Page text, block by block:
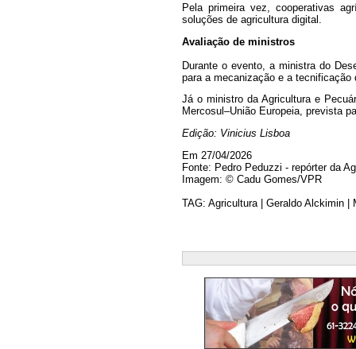
Pela primeira vez, cooperativas
soluções de agricultura digital.
Avaliação de ministros
Durante o evento, a ministra do
para a mecanização e a
Já o ministro da Agricultura e
Mercosul–União Europeia, prevista
Edição: Vinicius Lisboa
Em 27/04/2026
Fonte: Pedro Peduzzi - repórter da
Imagem: © Cadu Gomes/VPR
TAG: Agricultura | Geraldo Alckimin |